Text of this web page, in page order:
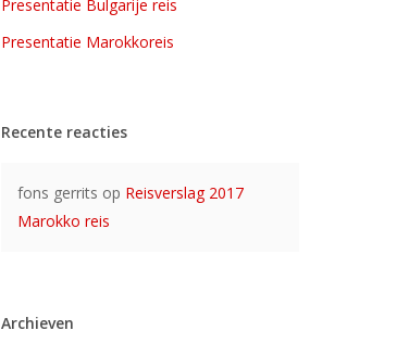
Presentatie Bulgarije reis
Presentatie Marokkoreis
Recente reacties
fons gerrits op Reisverslag 2017
Marokko reis
Archieven